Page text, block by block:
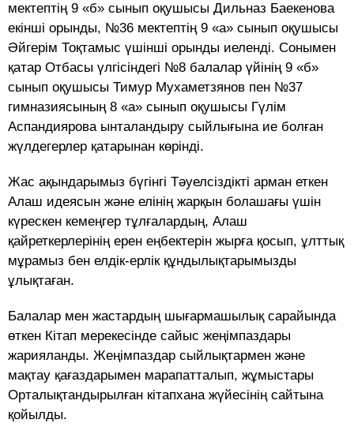
мектептің 9 «б» сынып оқушысы Дильназ Баекенова
екінші орынды, №36 мектептің 9 «а» сынып оқушысы
Әйгерім Тоқтамыс үшінші орынды иеленді. Сонымен
қатар Отбасы үлгісіндегі №8 балалар үйінің 9 «б»
сынып оқушысы Тимур Мухаметзянов пен №37
гимназиясының 8 «а» сынып оқушысы Гүлім
Аспандиярова ынталандыру сыйлығына ие болған
жүлдегерлер қатарынан көрінді.
Жас ақындарымыз бүгінгі Тәуелсіздікті арман еткен
Алаш идеясын және елінің жарқын болашағы үшін
күрескен кемеңгер тұлғалардың, Алаш
қайреткерлерінің ерен еңбектерін жырға қосып, ұлттық
мұрамыз бен елдік-ерлік құндылықтарымызды
ұлықтаған.
Балалар мен жастардың шығармашылық сарайында
өткен Кітап мерекесінде сайыс жеңімпаздары
жарияланды. Жеңімпаздар сыйлықтармен және
мақтау қағаздарымен марапатталып, жұмыстары
Орталықтандырылған кітапхана жүйесінің сайтына
қойылды.